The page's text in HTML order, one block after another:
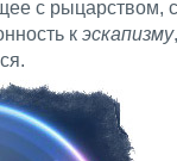
с рыцарством,
к эскапизму